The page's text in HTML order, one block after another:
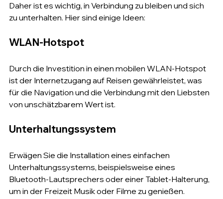
Daher ist es wichtig, in Verbindung zu bleiben und sich
zu unterhalten. Hier sind einige Ideen:
WLAN-Hotspot
Durch die Investition in einen mobilen WLAN-Hotspot
ist der Internetzugang auf Reisen gewährleistet, was
für die Navigation und die Verbindung mit den Liebsten
von unschätzbarem Wert ist.
Unterhaltungssystem
Erwägen Sie die Installation eines einfachen
Unterhaltungssystems, beispielsweise eines
Bluetooth-Lautsprechers oder einer Tablet-Halterung,
um in der Freizeit Musik oder Filme zu genießen.